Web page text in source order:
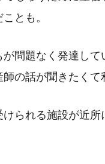
とも。
が問題なく発達し
師の話が聞きたく
けられる施設が近